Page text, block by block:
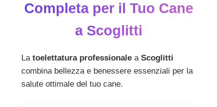
Completa per il Tuo Cane
a Scoglitti
La toelettatura professionale a Scoglitti
combina bellezza e benessere essenziali per la
salute ottimale del tuo cane.